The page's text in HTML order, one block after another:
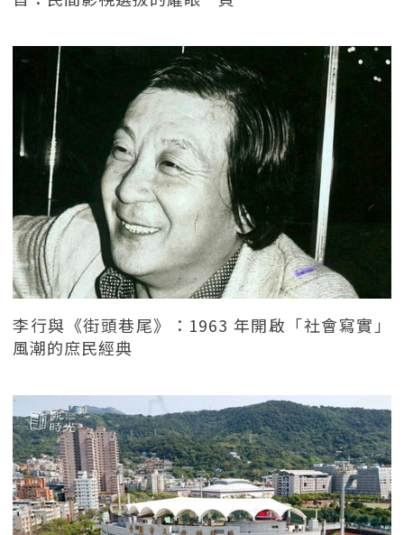
李行與《街頭巷尾》：1963 年開啟「社會寫實」
風潮的庶民經典